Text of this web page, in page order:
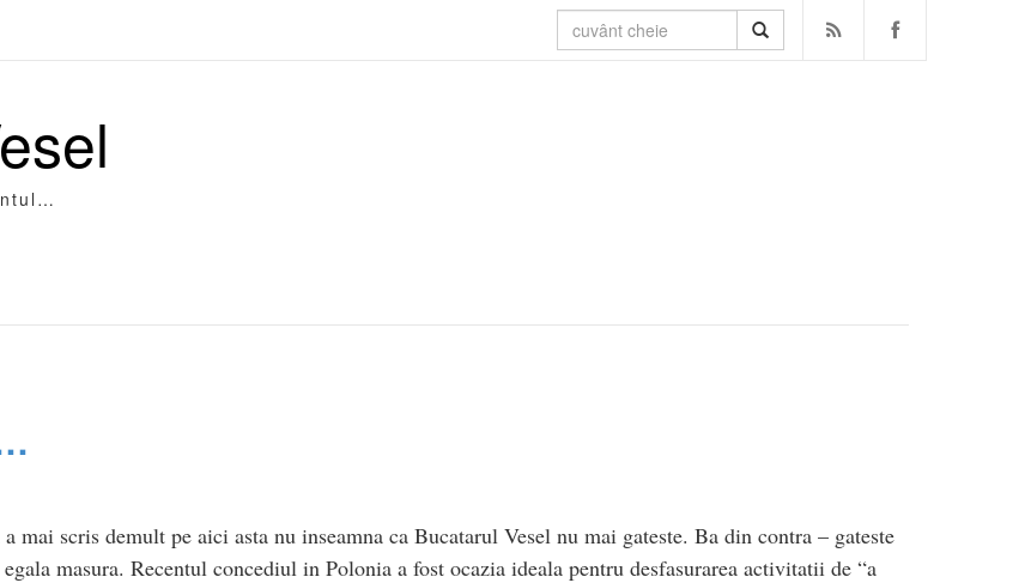
mai scris demult pe aici asta nu inseamna ca Bucatarul Vesel nu mai gateste. Ba din contra – gateste
masura. Recentul concediul in Polonia a fost ocazia ideala pentru desfasurarea activitatii de “a